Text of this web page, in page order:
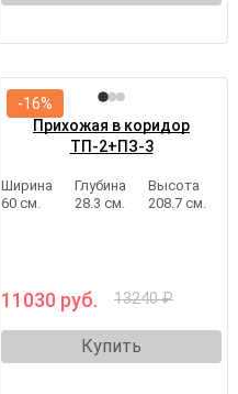
Прихожая в коридор
ТП-2+ПЗ-3
Ширина
60 см.
Глубина
28.3 см.
Высота
208.7 см.
11030 руб. 13240 ₽
Купить
-16%